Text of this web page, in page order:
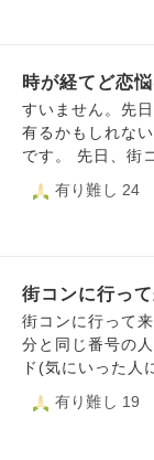
たのでら別れる
た際、キープの
も傷つきました
る女性にアプロ
ます。彼は今、
でしまいます。
ん。 どうすれば
をもたれたり、
のか。分からず
とばっかり話し
時が経てど恋
すいません。先
有るかもしれな
です。 先日、街
最初、会話のテ
た目も自分の好
貰い)少なからず
りに頑張りまし
頭が回らなくな
た。結局、カッ
会話が出来たん
有り難し 24
街コンに行っ
街コンに行って
分と同じ番号の
ド(気にいった人
(もっと話たい、
だったんです。
有り難し 19